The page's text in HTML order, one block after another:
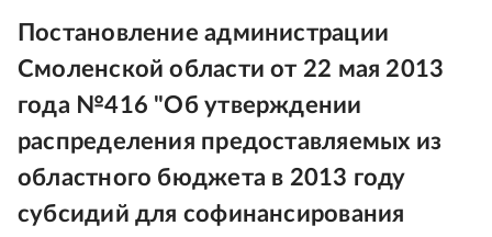
Постановление администрации
Смоленской области от 22 мая 2013
года №416 "Об утверждении
распределения предоставляемых из
областного бюджета в 2013 году
субсидий для софинансирования